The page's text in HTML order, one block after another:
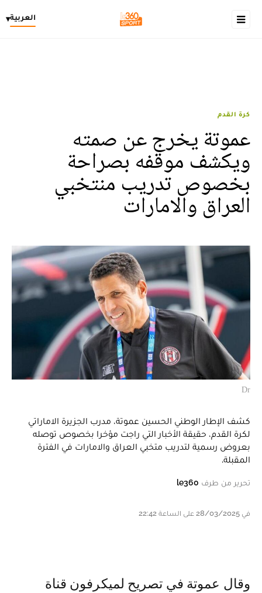
العربية▾
كرة القدم
عموتة يخرج عن صمته
ويكشف موقفه بصراحة
بخصوص تدريب منتخبي
العراق والامارات
Dr
كشف الإطار الوطني الحسين عموتة، مدرب الجزيرة الاماراتي
لكرة القدم، حقيقة الأخبار التي راجت مؤخرا بخصوص توصله
بعروض رسمية لتدريب متخبي العراق والامارات في الفترة
المقبلة.
تحرير من طرف le360
في 28/03/2025 على الساعة 22:42
وقال عموتة في تصريح لميكرفون قناة